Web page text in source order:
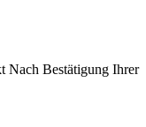
Nach Bestätigung Ihrer